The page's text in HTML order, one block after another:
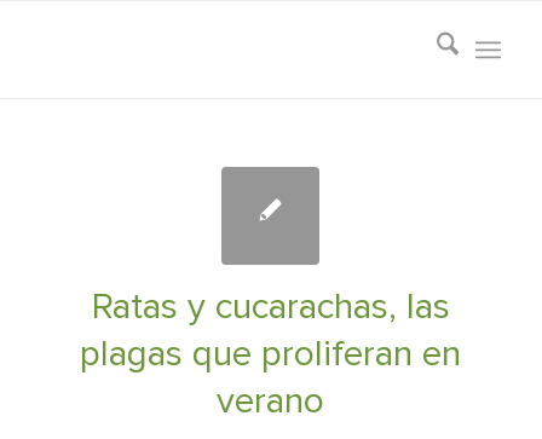
Ratas y cucarachas, las
plagas que proliferan en
verano